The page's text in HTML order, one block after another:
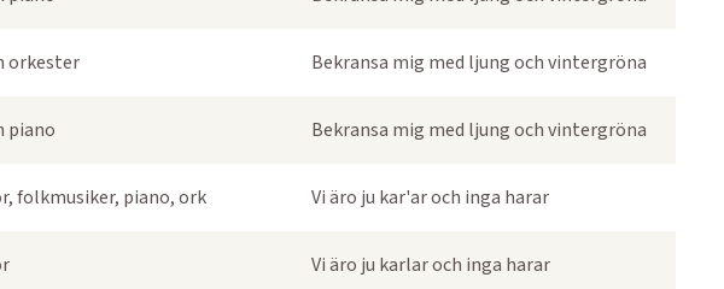
orkester Bekransa mig med ljung och vintergröna
piano Bekransa mig med ljung och vintergröna
folkmusiker, piano, ork Vi äro ju kar'ar och inga harar
Vi äro ju karlar och inga harar